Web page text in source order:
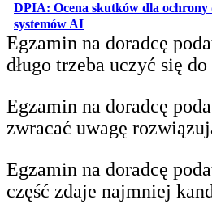
DPIA: Ocena skutków dla ochrony
systemów AIotwiera się w nowej
Egzamin na doradcę
długo trzeba uczyć się
Egzamin na doradcę
zwracać uwagę
Egzamin na doradcę
część zdaje najmniej